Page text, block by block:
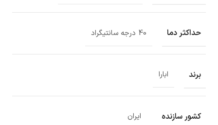
حداکثر دما 40 درجه سانتیگراد
برند ابارا
کشور سازنده ایران